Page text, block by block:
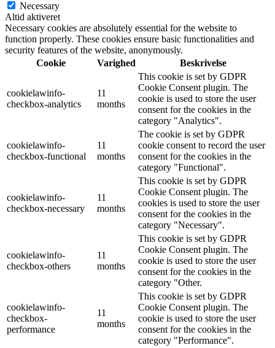
Necessary
Altid aktiveret
Necessary cookies are absolutely essential for the website to
function properly. These cookies ensure basic functionalities and
security features of the website, anonymously.
Cookie
Varighed Beskrivelse
cookielawinfo-
checkbox-analytics
11
months
This cookie is set by GDPR
Cookie Consent plugin. The
cookie is used to store the user
consent for the cookies in the
category "Analytics".
cookielawinfo-
checkbox-functional
11
months
The cookie is set by GDPR
cookie consent to record the user
consent for the cookies in the
category "Functional".
cookielawinfo-
checkbox-necessary
11
months
This cookie is set by GDPR
Cookie Consent plugin. The
cookies is used to store the user
consent for the cookies in the
category "Necessary".
cookielawinfo-
checkbox-others
11
months
This cookie is set by GDPR
Cookie Consent plugin. The
cookie is used to store the user
consent for the cookies in the
category "Other.
cookielawinfo-
checkbox-
performance
11
months
This cookie is set by GDPR
Cookie Consent plugin. The
cookie is used to store the user
consent for the cookies in the
category "Performance".